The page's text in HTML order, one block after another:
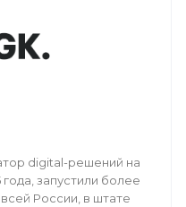
digital-решений на
запустили более
России, в штате